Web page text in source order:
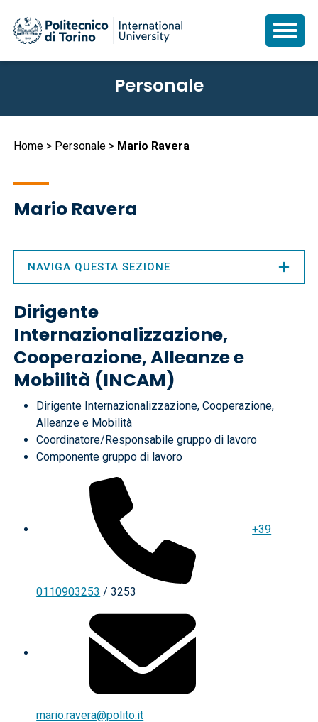
principale
Personale
Briciole
pane
Home Personale Mario Ravera
Mario Ravera
Dirigente
Internazionalizzazione,
Cooperazione, Alleanze e
Mobilità (INCAM)
Dirigente Internazionalizzazione, Cooperazione,
Alleanze e Mobilità
Coordinatore/Responsabile gruppo di lavoro
Componente gruppo di lavoro
+39
0110903253 / 3253
mario.ravera@polito.it
NAVIGA QUESTA SEZIONE